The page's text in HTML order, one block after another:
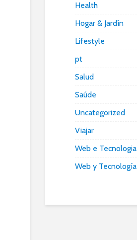
Health
Hogar & Jardín
Lifestyle
pt
Salud
Saúde
Uncategorized
Viajar
Web e Tecnologia
Web y Tecnología